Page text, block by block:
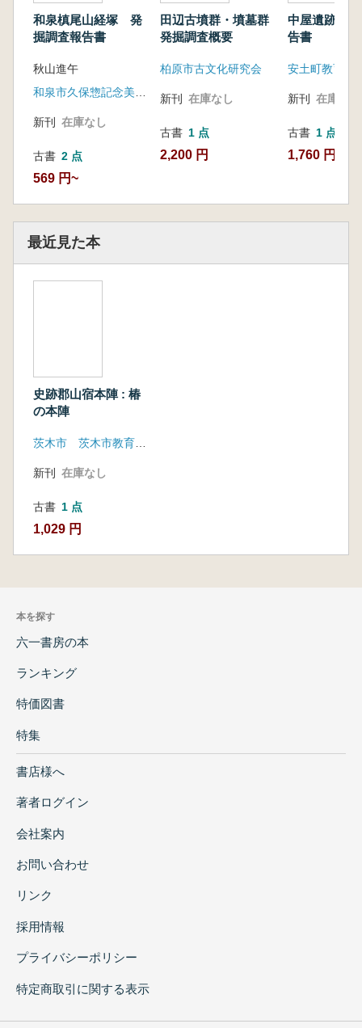
和泉槙尾山経塚 発
掘調査報告書
秋山進午
新刊 在庫なし
古書 2 点
569 円~
田辺古墳群・墳墓群
発掘調査概要
柏原市古文化研究会
新刊 在庫なし
古書 1 点
2,200 円
中屋遺跡発
告書
安土町教育委
新刊 在庫なし
古書 1 点
1,760 円
最近見た本
史跡郡山宿本陣 : 椿
の本陣
新刊 在庫なし
古書 1 点
1,029 円
本を探す
六一書房の本
ランキング
特価図書
特集
書店様へ
著者ログイン
会社案内
お問い合わせ
リンク
採用情報
プライバシーポリシー
特定商取引に関する表示